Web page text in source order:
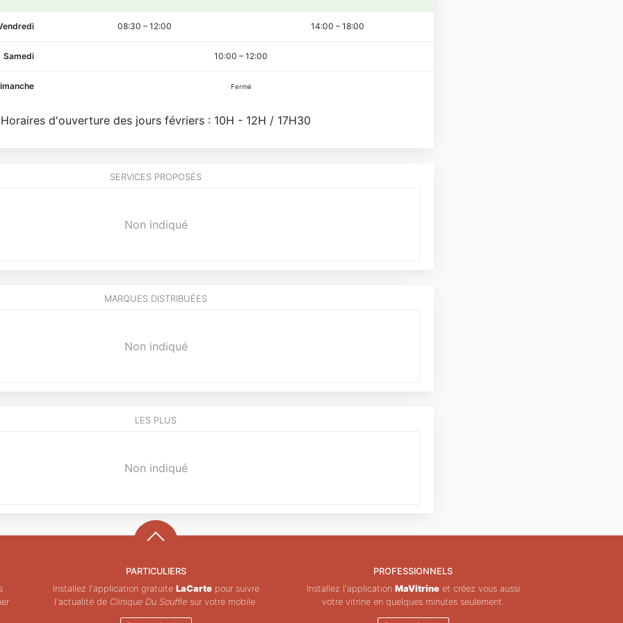
08:30 – 12:00 14:00 – 18:00
Samedi 10:00 – 12:00
Fermé
Horaires d'ouverture des jours févriers : 10H - 12H / 17H30
SERVICES PROPOSÉS
Non indiqué
MARQUES DISTRIBUÉES
Non indiqué
LES PLUS
Non indiqué
PARTICULIERS
Installez l'application gratuite LaCartepour suivre
l'actualité de Clinique Du Souffle sur votre mobile.
PROFESSIONNELS
Installez l'application MaVitrineet créez vous aussi
votre vitrine en quelques minutes seulement.